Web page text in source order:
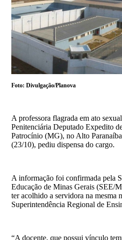
Foto: Divulgação/Planova
A professora flagrada em ato
Penitenciária Deputado Expedito
Patrocínio (MG), no Alto
(23/10), pediu dispensa do cargo.
A informação foi confirmada pela
Educação de Minas Gerais (SEE/
ter acolhido a servidora na mesma
Superintendência Regional de
“A docente, que possui vínculo